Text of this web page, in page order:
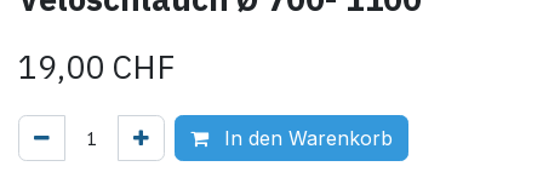
19,00 CHF
In den Warenkorb